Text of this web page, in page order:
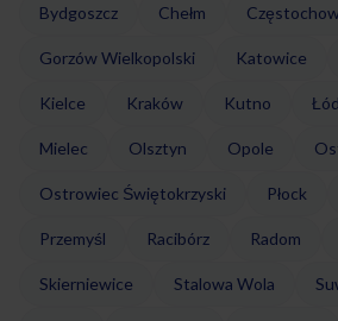
Bydgoszcz Chełm
Gorzów Wielkopolski Katowice
Kielce Kraków Kutno
Mielec Olsztyn Opole
Ostrowiec Świętokrzyski Płock
Przemyśl Racibórz Radom
Skierniewice Stalowa Wola